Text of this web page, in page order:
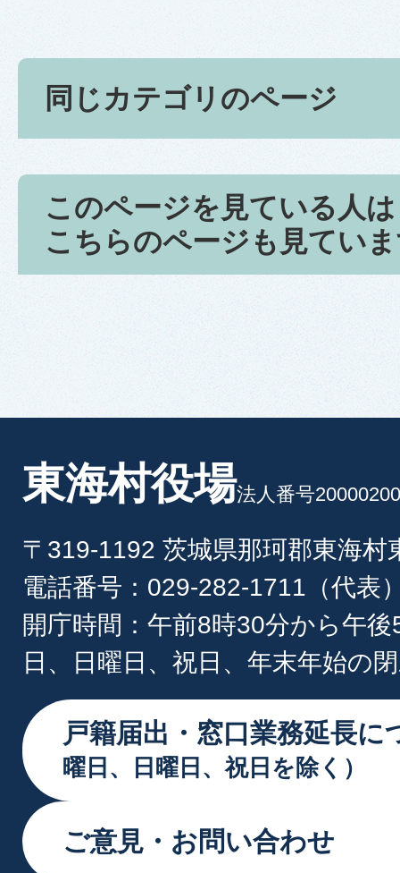
同じカテゴリのページ
このページを見ている人は
こちらのページも見てい
東海村役場法人番号
〒319-1192 茨城県那珂郡東海村
電話番号：029-282-1711（代表
開庁時間：午前8時30分から午
日、日曜日、祝日、年末年始の
戸籍届出・窓口業務延長に
曜日、日曜日、祝日を除く）
ご意見・お問い合わせ